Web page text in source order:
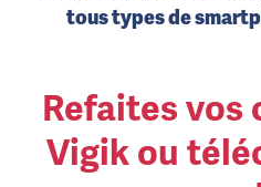
tous types de
Refaites vos
Vigik ou